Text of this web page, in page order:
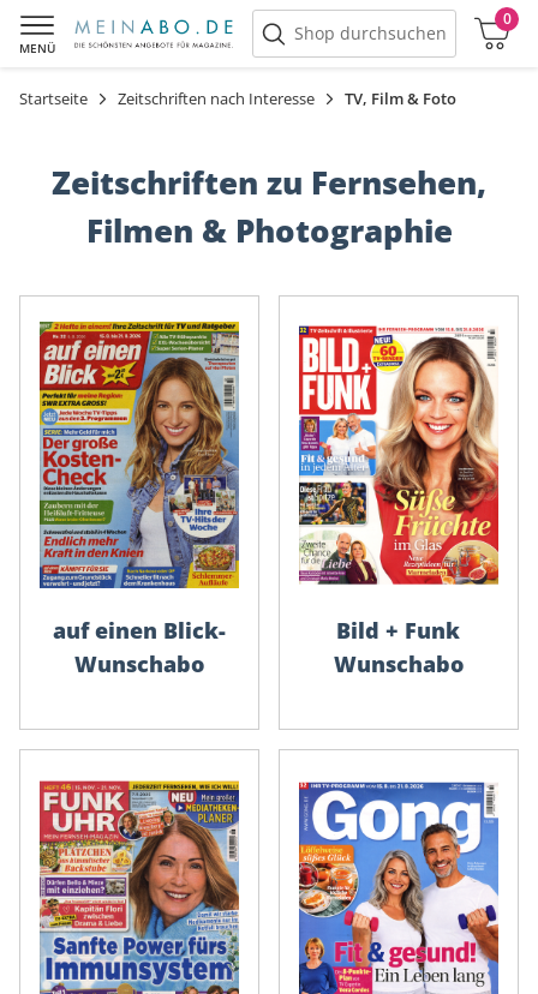
MENÜ
Shop durchsuchen
0
Warenkorb
Startseite Zeitschriften nach Interesse TV, Film & Foto
Zeitschriften zu Fernsehen,
Filmen & Photographie
auf einen Blick-
Wunschabo
Bild + Funk
Wunschabo